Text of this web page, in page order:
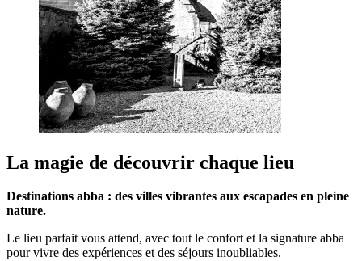
La magie de découvrir chaque lieu
Destinations abba : des villes vibrantes aux escapades en pleine
nature.
Le lieu parfait vous attend, avec tout le confort et la signature abba
pour vivre des expériences et des séjours inoubliables.